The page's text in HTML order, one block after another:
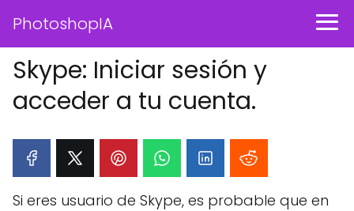
PhotoshopIA
Skype: Iniciar sesión y
acceder a tu cuenta.
Si eres usuario de Skype, es probable que en